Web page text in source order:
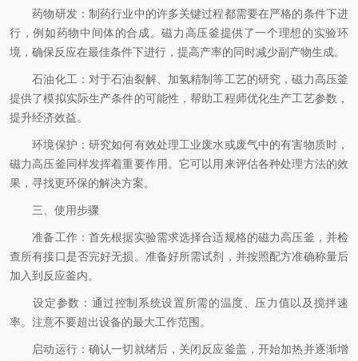
药物研发：制药行业中的许多关键过程都需要在严格的条件下进
行，例如药物中间体的合成。磁力高压釜提供了一个理想的实验环
境，确保反应在最佳条件下进行，提高产率的同时减少副产物生成。
石油化工：对于石油裂解、加氢精制等工艺的研究，磁力高压釜
提供了模拟实际生产条件的可能性，帮助工程师优化生产工艺参数，
提升经济效益。
环境保护：研究如何有效处理工业废水或废气中的有害物质时，
磁力高压釜同样发挥着重要作用。它可以用来评估各种处理方法的效
果，寻找更环保的解决方案。
三、使用步骤
准备工作：首先根据实验需求选择合适规格的磁力高压釜，并检
查所有接口是否完好无损。准备好所需试剂，并按照配方准确称量后
加入到反应釜内。
设定参数：通过控制系统设置所需的温度、压力值以及搅拌速
率。注意不要超出设备的最大工作范围。
启动运行：确认一切就绪后，关闭反应釜盖，开始加热并逐渐增